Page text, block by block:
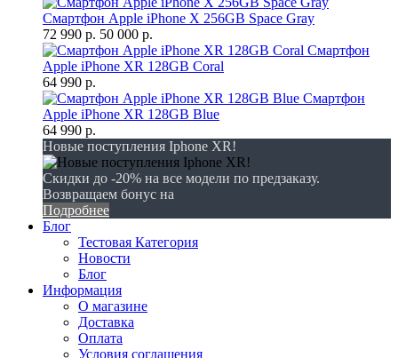
Смартфон Apple iPhone X 256GB Space Gray
72 990 р. 50 000 р.
Смартфон
Apple iPhone XR 128GB Coral
64 990 р.
Смартфон
Apple iPhone XR 128GB Blue
64 990 р.
Новые поступления Iphone XR!
Скидки до -20% на все модели по предзаказу.
Возвращаем бонус на
Подробнее
Блог
Тестовая Категория
Новости
Блог
Информация
О магазине
Доставка
Оплата
Условия соглашения